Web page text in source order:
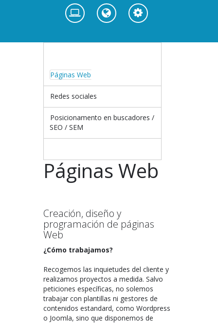
Páginas Web
Redes sociales
Posicionamento en buscadores /
SEO / SEM
Páginas Web
Creación, diseño y
programación de páginas
Web
¿Cómo trabajamos?
Recogemos las inquietudes del cliente y
realizamos proyectos a medida. Salvo
peticiones específicas, no solemos
trabajar con plantillas ni gestores de
contenidos estandard, como Wordpress
o Joomla, sino que disponemos de